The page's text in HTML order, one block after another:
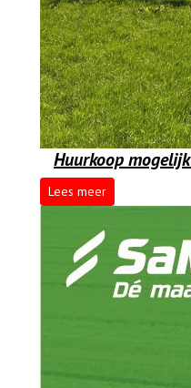
Huurkoop
Lees meer